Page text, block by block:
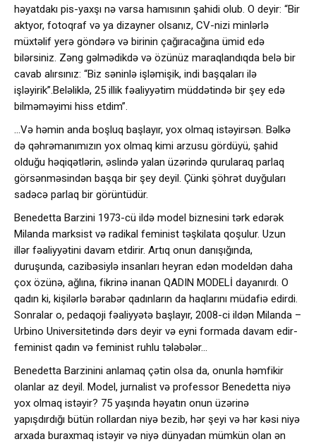
həyatdakı pis-yaxşı nə varsa hamısının şahidi olub. O deyir: “Bir
aktyor, fotoqraf və ya dizayner olsanız, CV-nizi minlərlə
müxtəlif yerə göndərə və birinin çağıracağına ümid edə
bilərsiniz. Zəng gəlmədikdə və özünüz maraqlandıqda belə bir
cavab alırsınız: “Biz səninlə işləmişik, indi başqaları ilə
işləyirik”.Beləliklə, 25 illik fəaliyyətim müddətində bir şey edə
bilməməyimi hiss etdim”.
…Və həmin anda boşluq başlayır, yox olmaq istəyirsən. Bəlkə
də qəhrəmanımızın yox olmaq kimi arzusu gördüyü, şahid
olduğu həqiqətlərin, əslində yalan üzərində qurularaq parlaq
görsənməsindən başqa bir şey deyil. Çünki şöhrət duyğuları
sadəcə parlaq bir görüntüdür.
Benedetta Barzini 1973-cü ildə model biznesini tərk edərək
Milanda marksist və radikal feminist təşkilata qoşulur. Uzun
illər fəaliyyətini davam etdirir. Artıq onun danışığında,
duruşunda, cazibəsiylə insanları heyran edən modeldən daha
çox özünə, ağlına, fikrinə inanan QADIN MODELİ dayanırdı. O
qadın ki, kişilərlə bərabər qadınların da haqlarını müdafiə edirdi.
Sonralar o, pedaqoji fəaliyyətə başlayır, 2008-ci ildən Milanda –
Urbino Universitetində dərs deyir və eyni formada davam edir-
feminist qadın və feminist ruhlu tələbələr…
Benedetta Barzinini anlamaq çətin olsa da, onunla həmfikir
olanlar az deyil. Model, jurnalist və professor Benedetta niyə
yox olmaq istəyir? 75 yaşında həyatın onun üzərinə
yapışdırdığı bütün rollardan niyə bezib, hər şeyi və hər kəsi niyə
arxada buraxmaq istəyir və niyə dünyadan mümkün olan ən